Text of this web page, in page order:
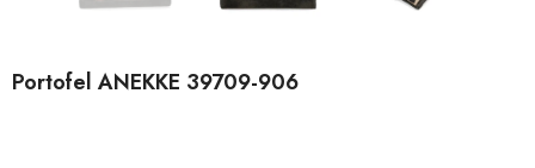
Portofel ANEKKE 39709-906